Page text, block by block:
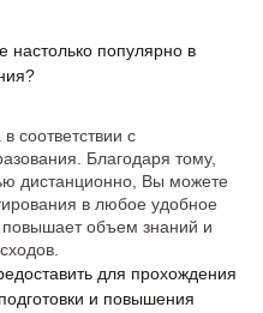
настолько популярно в
соответствии с
Благодаря тому,
дистанционно, Вы можете
в любое удобное
повышает объем знаний и
для прохождения
и повышения